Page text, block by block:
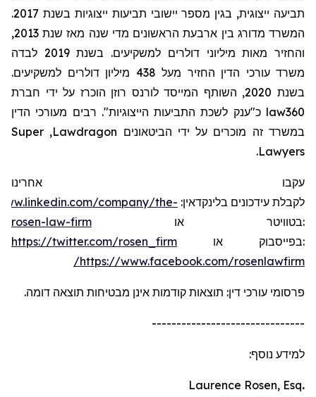
תביעה ייצוגית, בגין מספר יישובי תביעות ייצוגיות בשנת 2017.
המשרד מדורג בין ארבעת הראשונים מדי שנה מאז שנת 2013,
והחזיר מאות מיליוני דולרים למשקיעים. בשנת 2019 לבדה
משרד עורכי הדין החזיר מעל 438 מיליון דולרים למשקיעים.
בשנת 2020, השותף המייסד לורנס רוזן הוכרז על ידי חברת
law360 כ"ענק לשכת התביעות הייצוגיות". רבים מעורכי הדין
במשרד זה מוכרים על ידי הביטאונים Lawdragon
,
Super
Lawyers
.
עקבו אחרינו
לקבלת עידכונים בלינקדאין:
company/the-
rosen-law-firm או בטוויטר:
https://twitter.com/rosen_firm או בפייסבוק:
https://www.facebook.com/rosenlawfirm/
פרסומי עורכי דין: תוצאות קודמות אינן מבטיחות תוצאה דומה.
-------------------------------
למידע נוסף:
.
Laurence Rosen, Esq